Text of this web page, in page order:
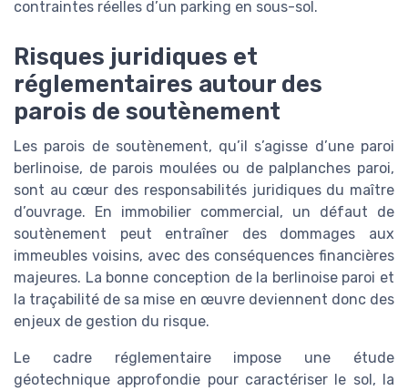
contraintes réelles d’un parking en sous-sol.
Risques juridiques et
réglementaires autour des
parois de soutènement
Les parois de soutènement, qu’il s’agisse d’une paroi
berlinoise, de parois moulées ou de palplanches paroi,
sont au cœur des responsabilités juridiques du maître
d’ouvrage. En immobilier commercial, un défaut de
soutènement peut entraîner des dommages aux
immeubles voisins, avec des conséquences financières
majeures. La bonne conception de la berlinoise paroi et
la traçabilité de sa mise en œuvre deviennent donc des
enjeux de gestion du risque.
Le cadre réglementaire impose une étude
géotechnique approfondie pour caractériser le sol, la